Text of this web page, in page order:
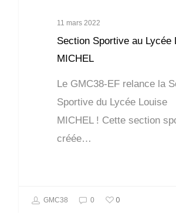
11 mars 2022
Section Sportive au Lycée
MICHEL
Le GMC38-EF relance la
Sportive du Lycée Louise
MICHEL ! Cette section
créée…
GMC38 0 0